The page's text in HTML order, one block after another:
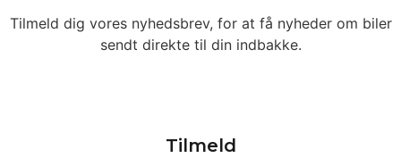
Tilmeld dig vores nyhedsbrev, for at få nyheder om biler
sendt direkte til din indbakke.